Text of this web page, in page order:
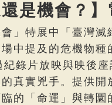
是機會？
」特展中「臺灣滅
中提及的危機物種
錄片放映與映後
真實兇手。提供開
的「命運」與轉圜